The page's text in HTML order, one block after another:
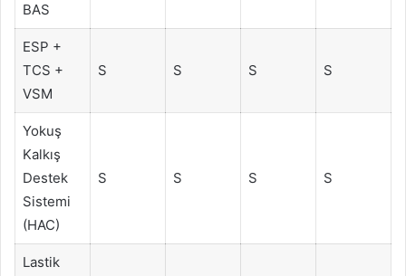
BAS
ESP +
TCS +
VSM
S S S S
Yokuş
Kalkış
Destek
Sistemi
(HAC)
S S S S
Lastik